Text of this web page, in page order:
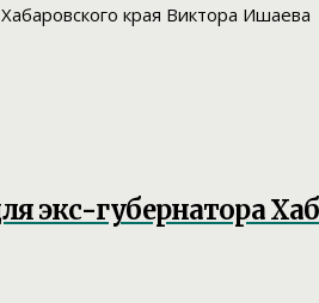
экс-губернатора